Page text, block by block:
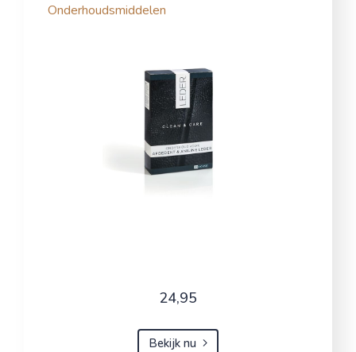
Onderhoudsmiddelen
24,95
Bekijk nu